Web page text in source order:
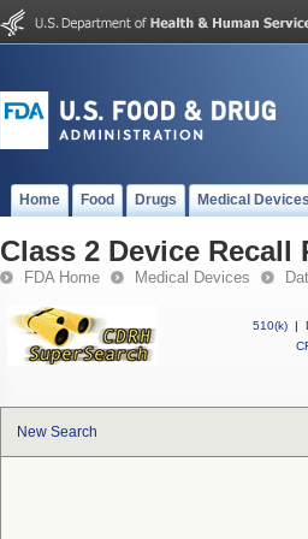
Home Food Drugs Medical
Class 2 Device Recall
FDA Home Medical Devices
510(k) |
New Search